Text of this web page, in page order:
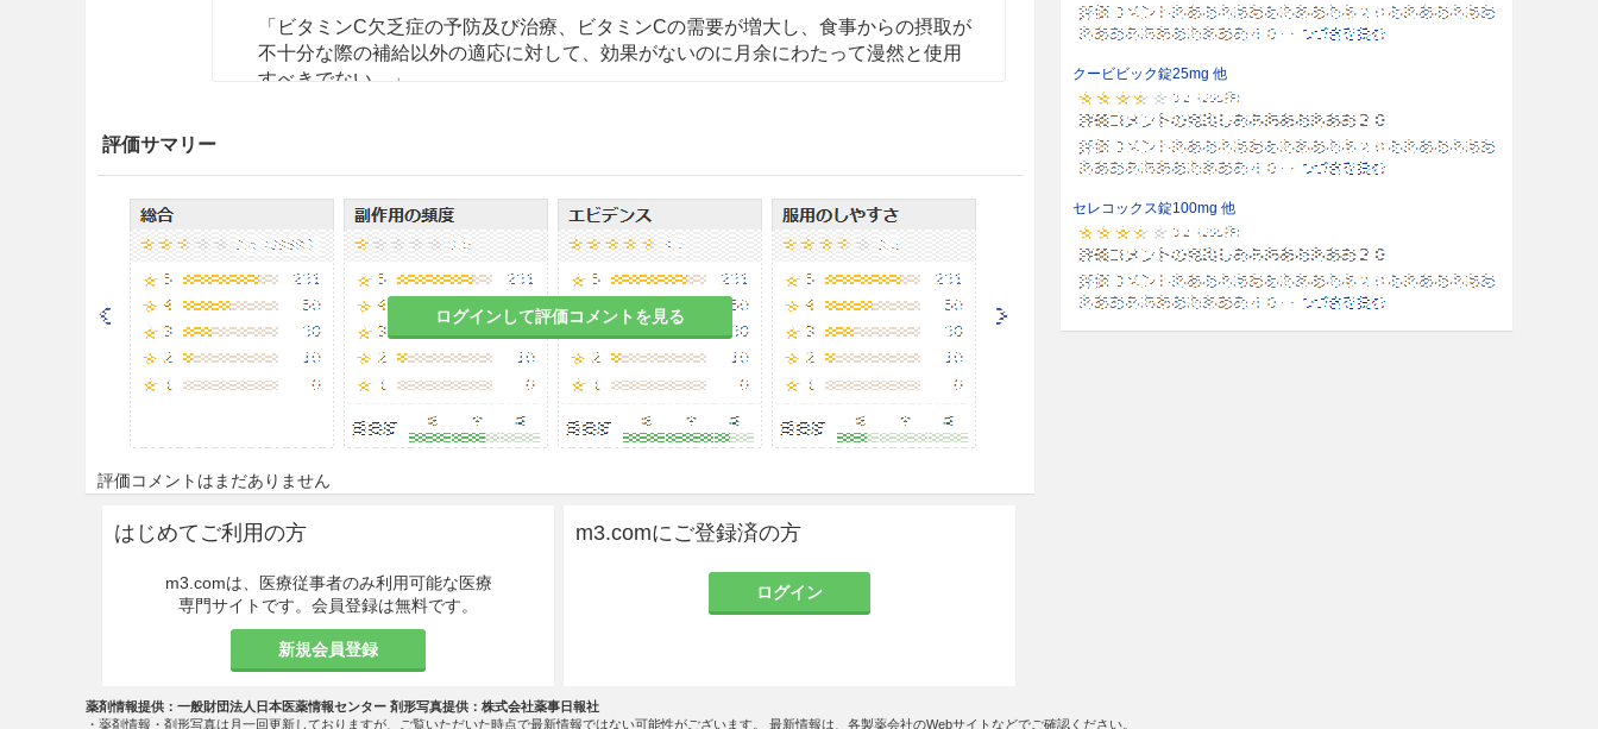
「ビタミンC欠乏症の予防及び治療、ビタミンCの需要が増大し、食事からの摂取が
不十分な際の補給以外の適応に対して、効果がないのに月余にわたって漫然と使用
すべきでない。」
アスコルビン酸として、通常成人1日50〜2000mgを1〜数回に分けて皮下、筋肉内
又は静脈内注射する。
なお、年齢・症状により適宜増減する。
注意事項
慎重投与
9.7 小児等
低出生体重児、新生児に使用する場合には十分注意すること。外国におい
て、ベンジルアルコールの静脈内大量投与（99〜234mg/kg）により、中毒症状
（あえぎ呼吸、アシドーシス、痙攣等）が低出生体重児に発現したとの報告があ
適用上の注意
14.1 薬剤投与時の注意
14.1.1 静脈内注射時
評価サマリー
ログインして評価コメントを見る
評価コメントはまだありません
はじめてご利用の方
m3.comは、医療従事者のみ利用可能な医療
専門サイトです。会員登録は無料です。
新規会員登録
m3.comにご登録済の方
ログイン
クービビック錠25mg 他
セレコックス錠100mg 他
薬剤情報提供：一般財団法人日本医薬情報センター 剤形写真提供：株式会社薬事日報社
・薬剤情報・剤形写真は月一回更新しておりますが、ご覧いただいた時点で最新情報ではない可能性がございます。 最新情報は、各製薬会社のWebサイトなどでご確認ください。